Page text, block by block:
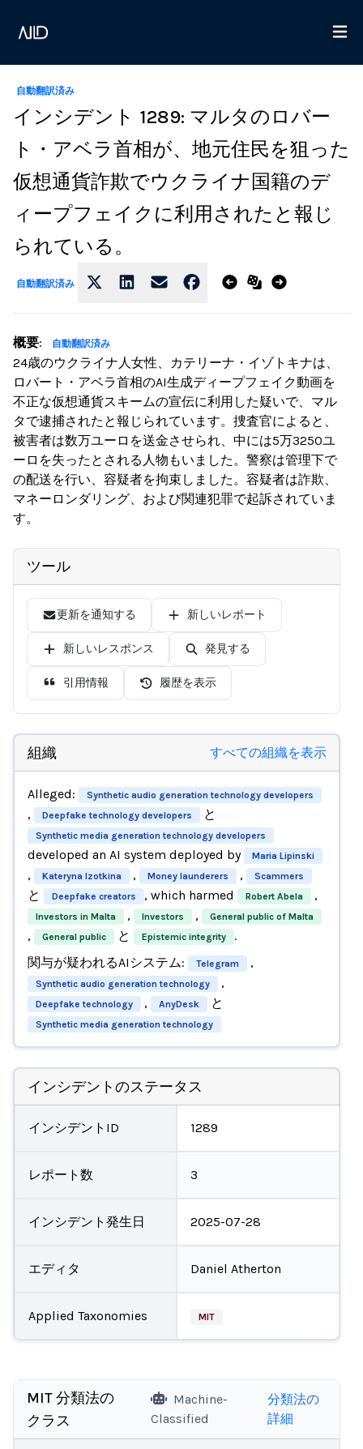
自動翻訳済み
インシデント 1289: マルタのロバー
ト・アベラ首相が、地元住民を狙った
仮想通貨詐欺でウクライナ国籍のデ
ィープフェイクに利用されたと報じ
られている。
自動翻訳済み
概要: 自動翻訳済み
24歳のウクライナ人女性、カテリーナ・イゾトキナは、
ロバート・アベラ首相のAI生成ディープフェイク動画を
不正な仮想通貨スキームの宣伝に利用した疑いで、マル
タで逮捕されたと報じられています。捜査官によると、
被害者は数万ユーロを送金させられ、中には5万3250ユ
ーロを失ったとされる人物もいました。警察は管理下で
の配送を行い、容疑者を拘束しました。容疑者は詐欺、
マネーロンダリング、および関連犯罪で起訴されていま
す。
ツール
更新を通知する 新しいレポート
新しいレスポンス 発見する
引用情報 履歴を表示
組織 すべての組織を表示
Alleged: Synthetic audio generation technology developers
, Deepfake technology developers と
Synthetic media generation technology developers
developed an AI system deployed by Maria Lipinski
, Kateryna Izotkina , Money launderers , Scammers
と Deepfake creators , which harmed Robert Abela ,
Investors in Malta , Investors , General public of Malta
, General public と Epistemic integrity
.
関与が疑われるAIシステム:
Telegram ,
Synthetic audio generation technology ,
Deepfake technology , AnyDesk と
Synthetic media generation technology
インシデントのステータス
インシデントID 1289
レポート数 3
インシデント発生日 2025-07-28
エディタ Daniel Atherton
Applied Taxonomies MIT
MIT 分類法の
クラス
Machine-
Classified
分類法の
詳細